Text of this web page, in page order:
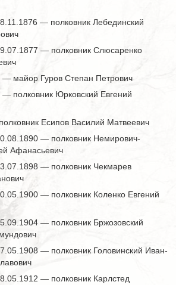
— полковник Лебединский
— полковник Слюсаренко
майор Гуров Степан Петрович
полковник Юрковский Евгений
Есипов Василий Матвеевич
— полковник Немирович-
Афанасьевич
— полковник Чекмарев
— полковник Коленко Евгений
— полковник Бржозовский
— полковник Головинский Иван-
— полковник Карлстед